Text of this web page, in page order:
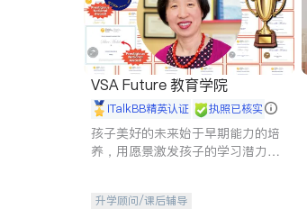
VSA Future 教育学院
iTalkBB精英认证 执照已核实
孩子美好的未来始于早期能力的培
养，用愿景激发孩子的学习潜力和
升学顾问/课后辅导